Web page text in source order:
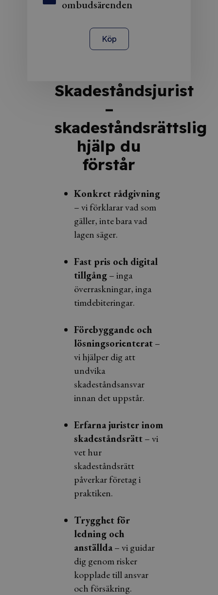
ombudsärenden
Köp
Skadeståndsjurist
–
skadeståndsrättslig
hjälp du
förstår
Konkret rådgivning
– vi förklarar vad som
gäller, inte bara vad
lagen säger.
Fast pris och digital
tillgång– inga
överraskningar, inga
timdebiteringar.
Förebyggande och
lösningsorienterat–
vi hjälper dig att
undvika
skadeståndsansvar
innan det uppstår.
Erfarna jurister inom
skadeståndsrätt– vi
vet hur
skadeståndsrätt
påverkar företag i
praktiken.
Trygghet för
ledning och
anställda– vi guidar
dig genom risker
kopplade till ansvar
och försäkring.